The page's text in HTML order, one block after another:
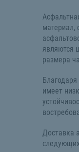
материал,
являются
размера
имеет
Доставка